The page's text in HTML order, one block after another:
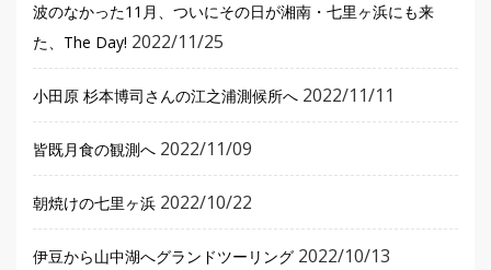
波のなかった11月、ついにその日が湘南・七里ヶ浜にも来
た、The Day! 2022/11/25
小田原 杉本博司さんの江之浦測候所へ 2022/11/11
皆既月食の観測へ 2022/11/09
朝焼けの七里ヶ浜 2022/10/22
伊豆から山中湖へグランドツーリング 2022/10/13